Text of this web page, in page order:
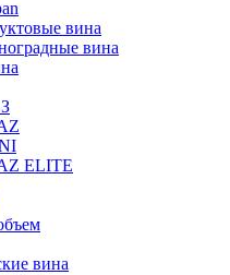
вина
вина
ELITE
вина